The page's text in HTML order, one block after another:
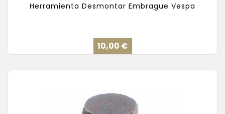
Herramienta Desmontar Embrague Vespa
10,00 €